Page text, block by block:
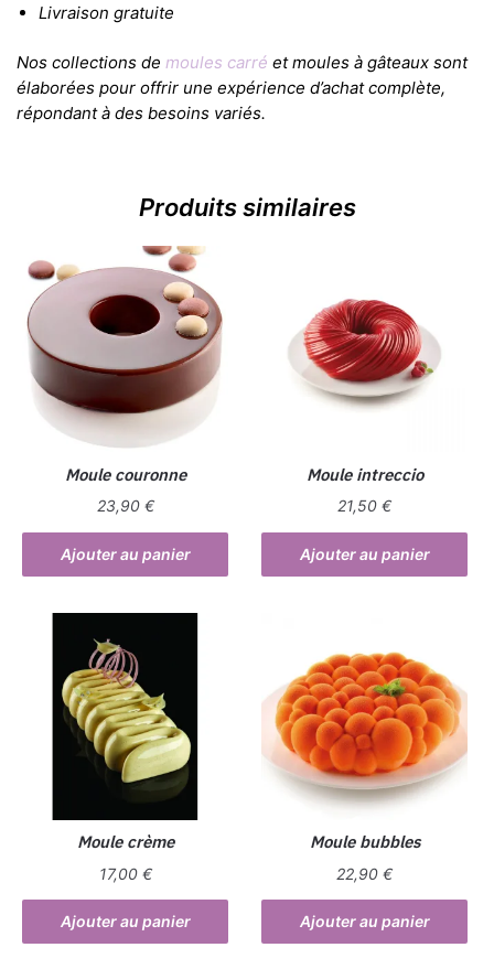
Livraison gratuite
Nos collections de moules carré et moules à gâteaux sont
élaborées pour offrir une expérience d’achat complète,
répondant à des besoins variés.
Produits similaires
Moule couronne
23,90 €
Ajouter au panier
Moule intreccio
21,50€
Ajouter au panier
Moule crème
17,00 €
Ajouter au panier
Moule bubbles
22,90€
Ajouter au panier